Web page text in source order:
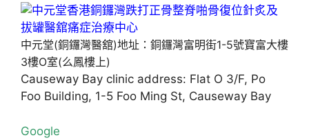
中元堂(銅鑼灣醫舘)地址：銅鑼灣富明街1-5號寶富大樓
3樓O室(么鳳樓上)
Causeway Bay clinic address: Flat O 3/F, Po
Foo Building, 1-5 Foo Ming St, Causeway Bay
Google